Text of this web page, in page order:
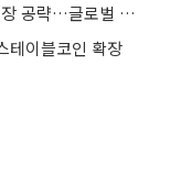
삼성중공업, 부유식 데이터센터로 美 시장 공략…글로벌 개념설계 인증 획득
테이블코인 확장